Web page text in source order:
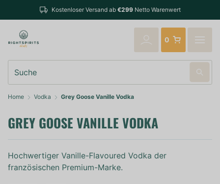
Kostenloser Versand ab€299 Netto Warenwert
verschickt
0
Home Vodka Grey Goose Vanille Vodka
GREY GOOSE VANILLE VODKA
Hochwertiger Vanille-Flavoured Vodka der
französischen Premium-Marke.